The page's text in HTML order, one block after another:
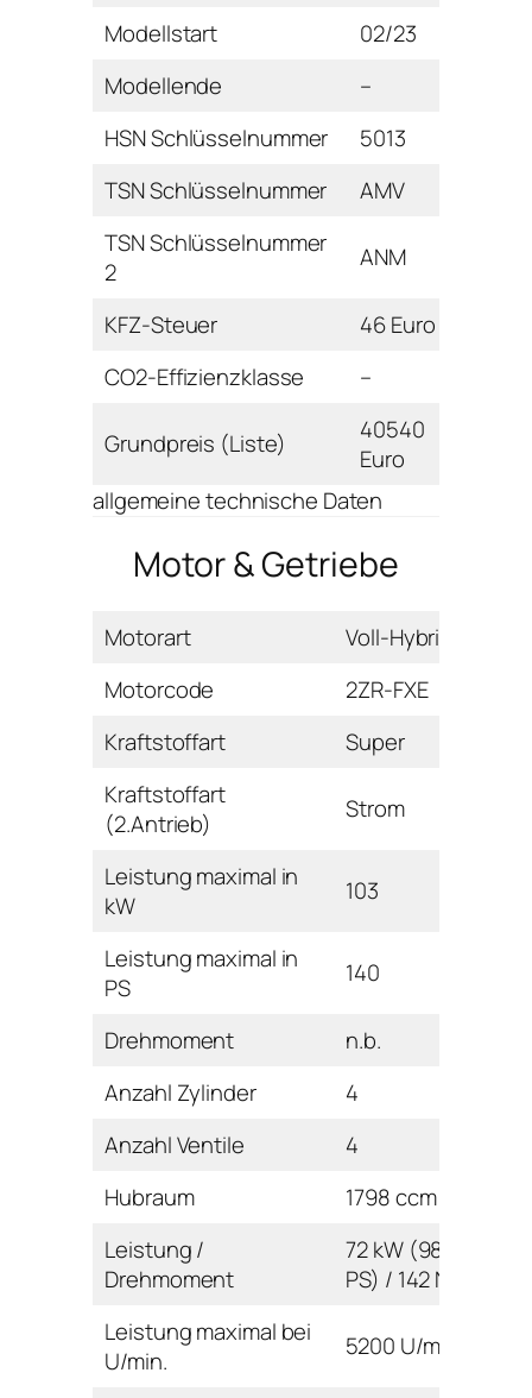
Modellstart
02/23
Modellende
–
HSN Schlüsselnummer
5013
TSN Schlüsselnummer
AMV
TSN Schlüsselnummer
2
ANM
KFZ-Steuer
46 Euro
CO2-Effizienzklasse
–
Grundpreis (Liste)
40540
Euro
allgemeine technische Daten
Motor & Getriebe
Motorart
Voll-Hybrid
Motorcode
2ZR-FXE
Kraftstoffart
Super
Kraftstoffart
(2.Antrieb)
Strom
Leistung maximal in
kW
103
Leistung maximal in
PS
140
Drehmoment
n.b.
Anzahl Zylinder
4
Anzahl Ventile
4
Hubraum
1798 ccm
Leistung /
Drehmoment
72 kW (98
PS) / 142 Nm
Leistung maximal bei
U/min.
5200 U/min